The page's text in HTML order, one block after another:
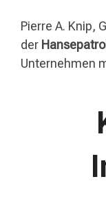
Pierre A. Knip,
der
Unternehmen